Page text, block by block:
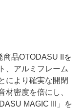
品OTODASU IIを
、アルミフレーム
により確実な開閉
材密度を倍にし、
MAGIC III」を